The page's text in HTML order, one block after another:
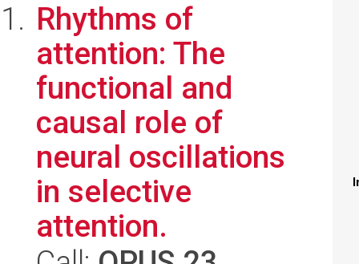
Rhythms of
attention: The
functional and
causal role of
neural oscillations
in selective
attention.